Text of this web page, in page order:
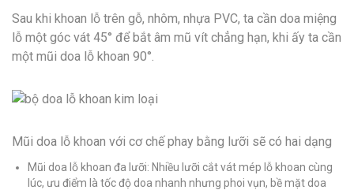
Sau khi khoan lỗ trên gỗ, nhôm, nhựa PVC, ta cần doa miệng
lỗ một góc vát 45° để bắt âm mũ vít chẳng hạn, khi ấy ta cần
một mũi doa lỗ khoan 90°.
Mũi doa lỗ khoan với cơ chế phay bằng lưỡi sẽ có hai dạng
Mũi doa lỗ khoan đa lưỡi: Nhiều lưỡi cắt vát mép lỗ khoan cùng
lúc, ưu điểm là tốc độ doa nhanh nhưng phoi vụn, bề mặt doa